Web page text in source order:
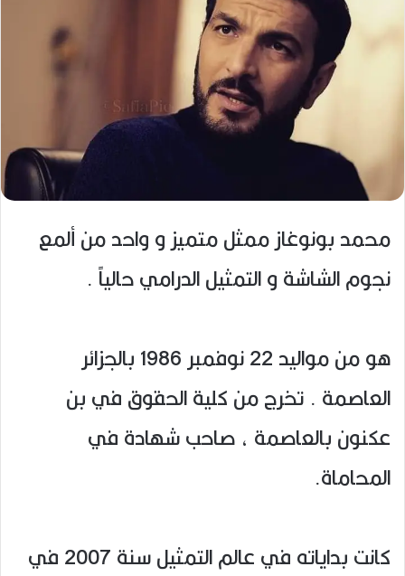
محمد بونوغاز ممثل متميز و واحد من ألمع
نجوم الشاشة و التمثيل الدرامي حالياً .
هو من مواليد 22 نوفمبر 1986 بالجزائر
العاصمة . تخرج من كلية الحقوق في بن
عكنون بالعاصمة ، صاحب شهادة في
المحاماة.
كانت بداياته في عالم التمثيل سنة 2007 في